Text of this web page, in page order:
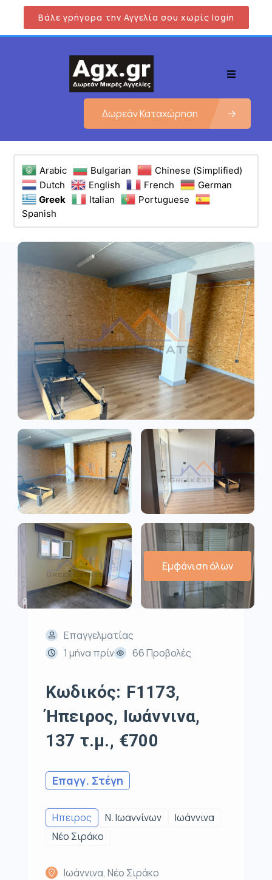
Βάλε γρήγορα την Αγγελία σου χωρίς login
Δωρεάν Καταχώρηση
Arabic Bulgarian
Chinese (Simplified)
Dutch
English French
German
Greek
Italian
Portuguese
Spanish
Εμφάνιση όλων
Επαγγελματίας
1 μήνα πρίν
66 Προβολές
Κωδικός: F1173,
Ήπειρος, Ιωάννινα,
137 τ.μ., €700
Επαγγ. Στέγη
Ηπειρος Ν. Ιωαννίνων
Ιωάννινα
Νέο Σιράκο
Ιωάννινα, Νέο Σιράκο